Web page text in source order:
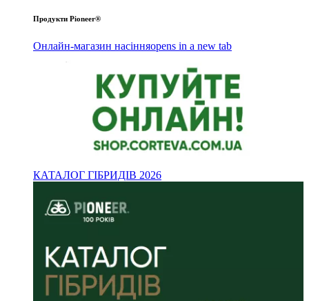
Продукти Pioneer®
Онлайн-магазин насінняopens in a new tab
КАТАЛОГ ГІБРИДІВ 2026